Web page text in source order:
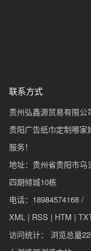
联系方式
贵州弘鑫源贸易有限公
贵阳广告纸巾定制哪
服务！
地址：贵州省贵阳市乌
四期倾城10栋
电话：18984574168 /
XML | RSS | HTM |
访问统计： 浏览总量